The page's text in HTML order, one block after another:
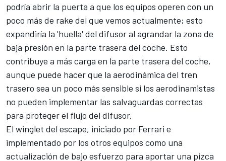
podría abrir la puerta a que los equipos operen con un
poco más de rake del que vemos actualmente; esto
expandiría la 'huella' del difusor al agrandar la zona de
baja presión en la parte trasera del coche. Esto
contribuye a más carga en la parte trasera del coche,
aunque puede hacer que la aerodinámica del tren
trasero sea un poco más sensible si los aerodinamistas
no pueden implementar las salvaguardas correctas
para proteger el flujo del difusor.
El winglet del escape, iniciado por Ferrari e
implementado por los otros equipos como una
actualización de bajo esfuerzo para aportar una pizca